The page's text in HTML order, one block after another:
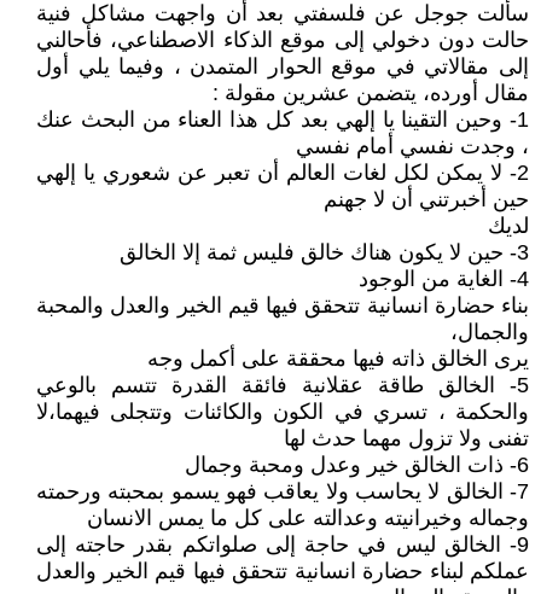
سألت جوجل عن فلسفتي بعد أن واجهت مشاكل فنية
حالت دون دخولي إلى موقع الذكاء الاصطناعي، فأحالني
إلى مقالاتي في موقع الحوار المتمدن ، وفيما يلي أول
مقال أورده، يتضمن عشرين مقولة :
1- وحين التقينا يا إلهي بعد كل هذا العناء من البحث عنك
، وجدت نفسي أمام نفسي
2- لا يمكن لكل لغات العالم أن تعبر عن شعوري يا إلهي
حين أخبرتني أن لا جهنم
لديك
3- حين لا يكون هناك خالق فليس ثمة إلا الخالق
4- الغاية من الوجود
بناء حضارة انسانية تتحقق فيها قيم الخير والعدل والمحبة
والجمال،
يرى الخالق ذاته فيها محققة على أكمل وجه
5- الخالق طاقة عقلانية فائقة القدرة تتسم بالوعي
والحكمة ، تسري في الكون والكائنات وتتجلى فيهما،لا
تفنى ولا تزول مهما حدث لها
6- ذات الخالق خير وعدل ومحبة وجمال
7- الخالق لا يحاسب ولا يعاقب فهو يسمو بمحبته ورحمته
وجماله وخيرانيته وعدالته على كل ما يمس الانسان
9- الخالق ليس في حاجة إلى صلواتكم بقدر حاجته إلى
عملكم لبناء حضارة انسانية تتحقق فيها قيم الخير والعدل